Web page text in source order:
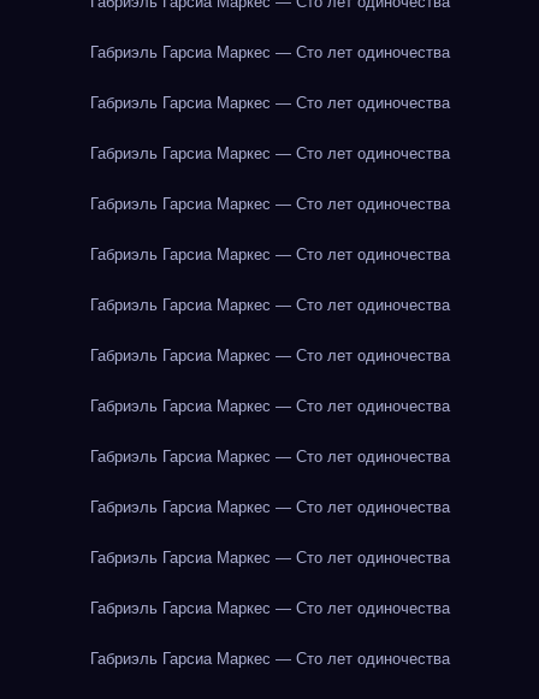
Габриэль Гарсиа Маркес — Сто лет одиночества
Габриэль Гарсиа Маркес — Сто лет одиночества
Габриэль Гарсиа Маркес — Сто лет одиночества
Габриэль Гарсиа Маркес — Сто лет одиночества
Габриэль Гарсиа Маркес — Сто лет одиночества
Габриэль Гарсиа Маркес — Сто лет одиночества
Габриэль Гарсиа Маркес — Сто лет одиночества
Габриэль Гарсиа Маркес — Сто лет одиночества
Габриэль Гарсиа Маркес — Сто лет одиночества
Габриэль Гарсиа Маркес — Сто лет одиночества
Габриэль Гарсиа Маркес — Сто лет одиночества
Габриэль Гарсиа Маркес — Сто лет одиночества
Габриэль Гарсиа Маркес — Сто лет одиночества